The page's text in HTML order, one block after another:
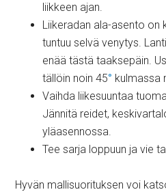
liikkeen ajan.
Liikeradan ala-asento on
tuntuu selvä venytys.
enää tästä taaksepäin.
tällöin noin 45° kulmassa
Vaihda liikesuuntaa
Jännitä reidet,
yläasennossa.
Tee sarja loppuun ja vie
Hyvän mallisuorituksen voi